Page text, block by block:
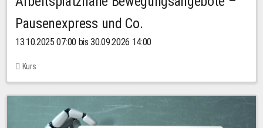
Pausenexpress und Co.
13.10.2025 07:00 bis 30.09.2026 14:00
Kurs